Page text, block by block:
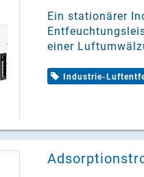
Ein stationärer
einer
Industrie-